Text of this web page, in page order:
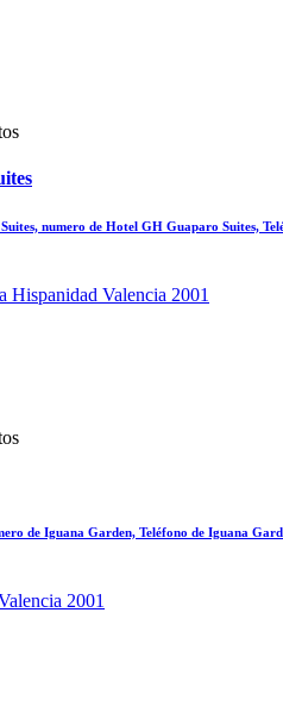
numero de Hotel GH Guaparo Suites,
Valencia 2001
de Iguana Garden, Teléfono de Iguana
2001